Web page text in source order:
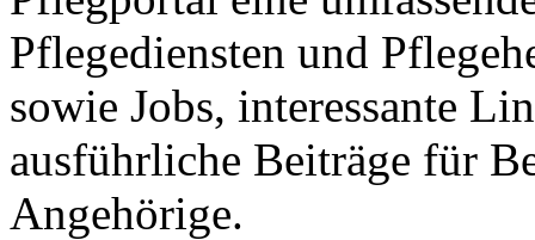
Pflegediensten und
sowie Jobs, interessante
ausführliche Beiträge für
Angehörige.